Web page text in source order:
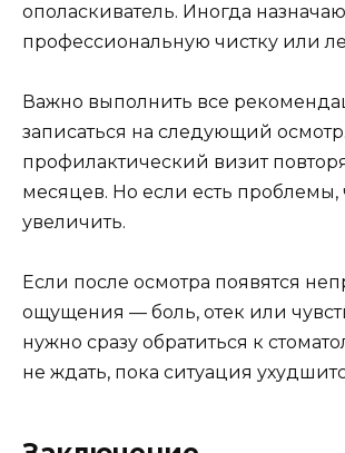
ополаскиватель. Иногда
профессиональную чистку или
Важно выполнить все
записаться на следующий
профилактический визит
месяцев. Но если есть проблемы,
увеличить.
Если после осмотра появятся
ощущения — боль, отек или
нужно сразу обратиться к
не ждать, пока ситуация